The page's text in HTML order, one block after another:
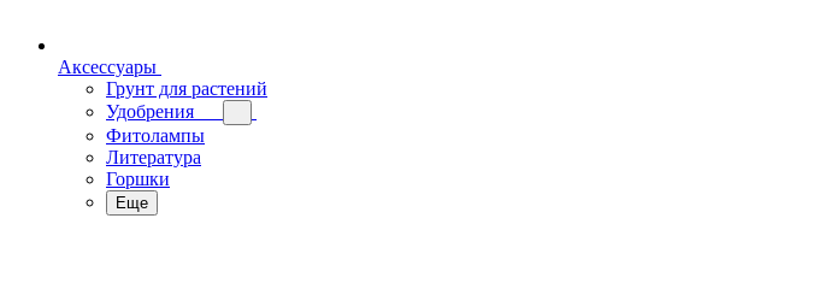
Аксессуары
Грунт для растений
Удобрения
Фитолампы
Литература
Горшки
Еще